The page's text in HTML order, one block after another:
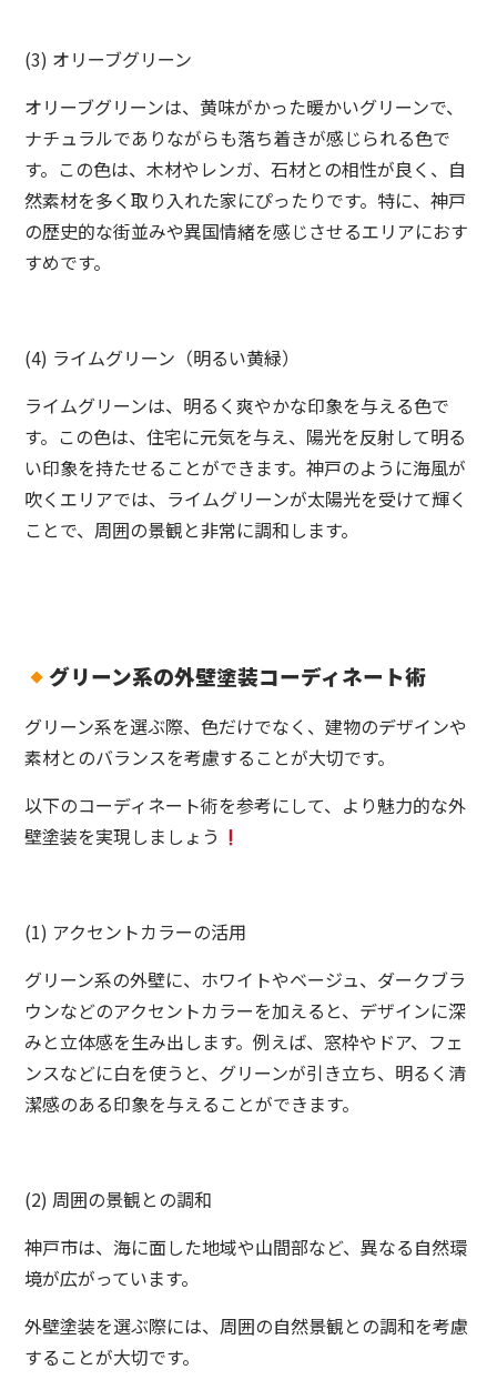
(3) オリーブグリーン
オリーブグリーンは、黄味がかった暖かいグリーンで、
ナチュラルでありながらも落ち着きが感じられる色で
す。この色は、木材やレンガ、石材との相性が良く、自
然素材を多く取り入れた家にぴったりです。特に、神戸
の歴史的な街並みや異国情緒を感じさせるエリアにおす
すめです。
(4) ライムグリーン（明るい黄緑）
ライムグリーンは、明るく爽やかな印象を与える色で
す。この色は、住宅に元気を与え、陽光を反射して明る
い印象を持たせることができます。神戸のように海風が
吹くエリアでは、ライムグリーンが太陽光を受けて輝く
ことで、周囲の景観と非常に調和します。
グリーン系の外壁塗装コーディネート術
グリーン系を選ぶ際、色だけでなく、建物のデザインや
素材とのバランスを考慮することが大切です。
以下のコーディネート術を参考にして、より魅力的な外
壁塗装を実現しましょう
(1) アクセントカラーの活用
グリーン系の外壁に、ホワイトやベージュ、ダークブラ
ウンなどのアクセントカラーを加えると、デザインに深
みと立体感を生み出します。例えば、窓枠やドア、フェ
ンスなどに白を使うと、グリーンが引き立ち、明るく清
潔感のある印象を与えることができます。
(2) 周囲の景観との調和
神戸市は、海に面した地域や山間部など、異なる自然環
境が広がっています。
外壁塗装を選ぶ際には、周囲の自然景観との調和を考慮
することが大切です。